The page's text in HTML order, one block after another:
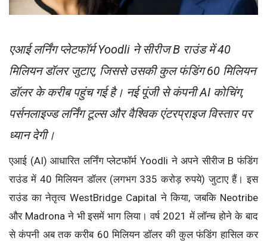
एआई लर्निंग प्लेटफॉर्म Yoodli ने सीरीज B राउंड में 40
मिलियन डॉलर जुटाए, जिससे उसकी कुल फंडिंग 60 मिलियन
डॉलर के करीब पहुंच गई है। नई पूंजी से कंपनी AI कोचिंग,
पर्सनलाइज्ड लर्निंग टूल्स और वैश्विक एंटरप्राइज विस्तार पर
ध्यान देगी।
एआई (AI) आधारित लर्निंग प्लेटफॉर्म Yoodli ने अपने सीरीज B फंडिंग
राउंड में 40 मिलियन डॉलर (लगभग 335 करोड़ रुपये) जुटाए हैं। इस
राउंड का नेतृत्व WestBridge Capital ने किया, जबकि Neotribe
और Madrona ने भी इसमें भाग लिया। वर्ष 2021 में लॉन्च होने के बाद
से कंपनी अब तक करीब 60 मिलियन डॉलर की कुल फंडिंग हासिल कर